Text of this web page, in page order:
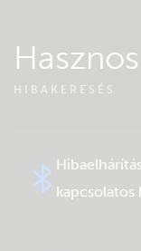
HIBAKERESÉS
kapcsolatos